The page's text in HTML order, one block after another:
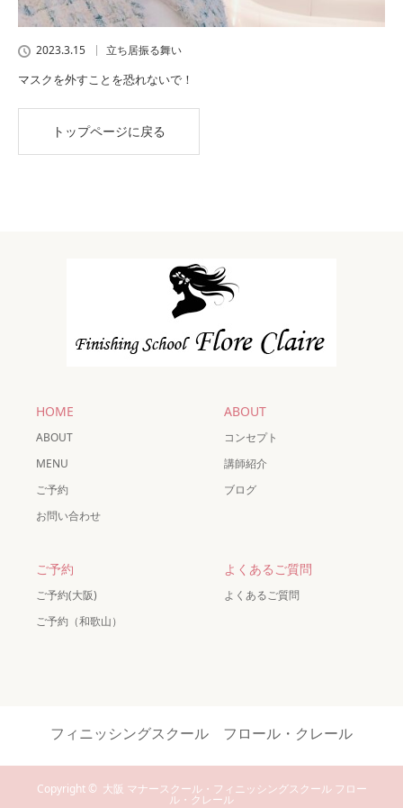
2023.3.15 立ち居振る舞い
マスクを外すことを恐れないで！
トップページに戻る
HOME
ABOUT
MENU
ご予約
お問い合わせ
ABOUT
コンセプト
講師紹介
ブログ
ご予約
ご予約(大阪)
ご予約（和歌山）
よくあるご質問
よくあるご質問
フィニッシングスクール フロール・クレール
Copyright © 大阪 マナースクール・フィニッシングスクール フロー
ル・クレール